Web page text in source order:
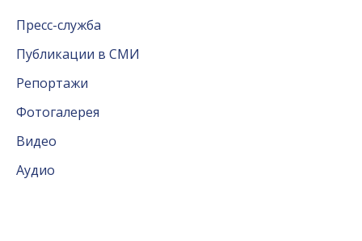
Пресс-служба
Публикации в СМИ
Репортажи
Фотогалерея
Видео
Аудио